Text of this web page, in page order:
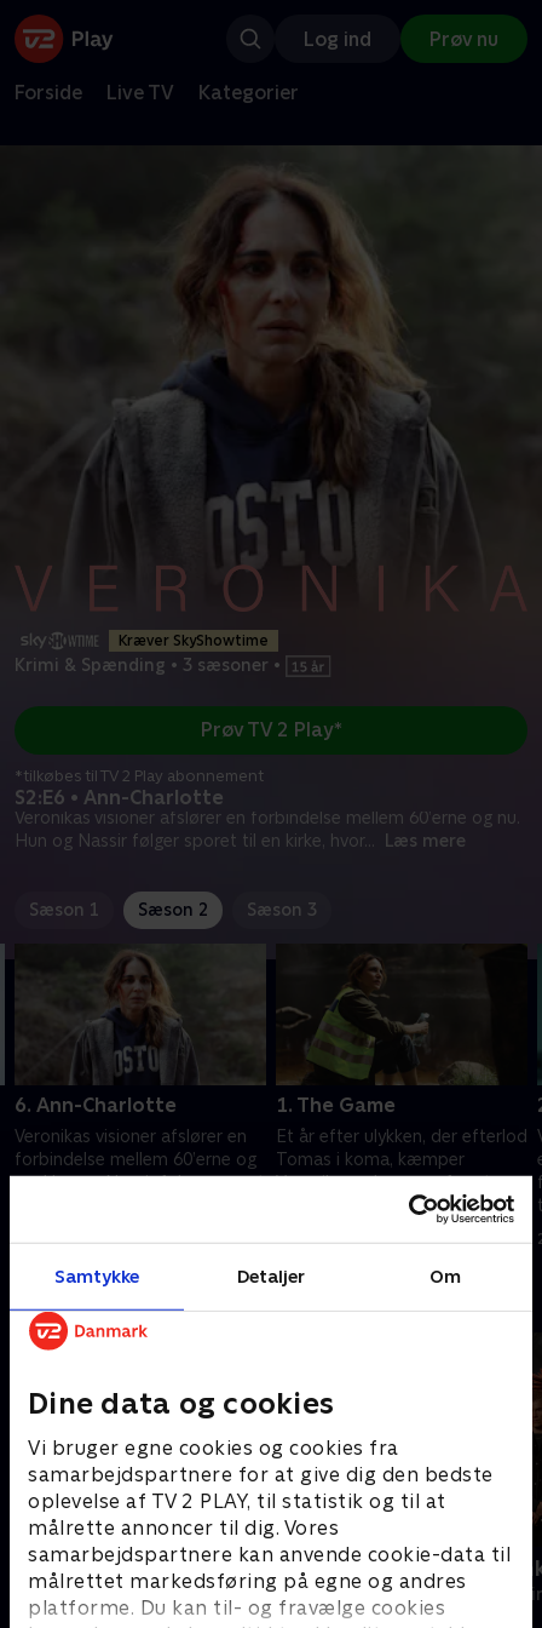
Samtykke Detaljer Om
Dine data og cookies
Vi bruger egne cookies og cookies fra
samarbejdspartnere for at give dig den bedste
oplevelse af TV 2 PLAY, til statistik og til at
målrette annoncer til dig. Vores
samarbejdspartnere kan anvende cookie-data til
målrettet markedsføring på egne og andres
platforme. Du kan til- og fravælge cookies
Log ind Prøv nu
Forside Live TV Kategorier
Kræver SkyShowtime
Krimi & Spænding • 3 sæsoner •
S2:E6 • Ann-Charlotte
Veronikas visioner afslører en forbindelse mellem 60’erne og nu.
Hun og Nassir følger sporet til en kirke, hvor... Læs mere
Prøv TV 2 Play*
*tilkøbes til TV 2 Play abonnement
Sæson 1 Sæson 2 Sæson 3
6. Ann-Charlotte
Veronikas visioner afslører en
forbindelse mellem 60’erne og
nu. Hun og Nassir følger sporet
1. The Game
Et år efter ulykken, der efterlod
Tomas i koma, kæmper
Veronika og børnene for at
komme videre. Da
sommerferien nærmer sig,
Bäckström
Krimi & Spænding • 3 sæsoner
Den røde
Krimi &